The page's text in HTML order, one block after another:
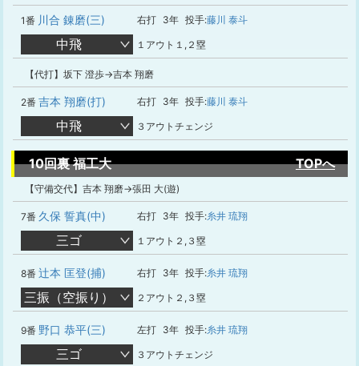
1番 川合 錬磨(三) 右打 3年 投手:藤川 泰斗
中飛 １アウト１,２塁
【代打】坂下 澄歩→吉本 翔磨
2番 吉本 翔磨(打) 右打 3年 投手:藤川 泰斗
中飛 ３アウトチェンジ
10回裏 福工大 TOPへ
【守備交代】吉本 翔磨→張田 大(遊)
7番 久保 誓真(中) 右打 3年 投手:糸井 琉翔
三ゴ １アウト２,３塁
8番 辻本 匡登(捕) 右打 3年 投手:糸井 琉翔
三振（空振り） ２アウト２,３塁
9番 野口 恭平(三) 左打 3年 投手:糸井 琉翔
三ゴ ３アウトチェンジ